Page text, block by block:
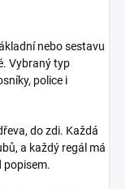
nebo sestavu
Vybraný typ
police i
do zdi. Každá
a každý regál má
popisem.